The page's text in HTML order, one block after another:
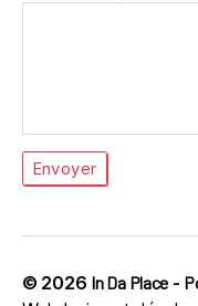
© 2026 In Da Place -